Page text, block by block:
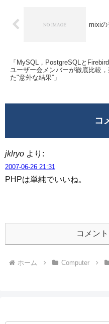
mixiの
「MySQL，PostgreSQLと
ユーザー会メンバーが徹底比較，
た"意外な結果”」
コ
jklryo より:
2007-06-26 21:31
PHPは単純でいいね。
コメン
ホーム Computer